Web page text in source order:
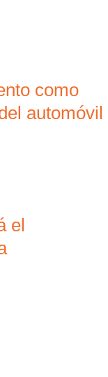
como
automóvil
el